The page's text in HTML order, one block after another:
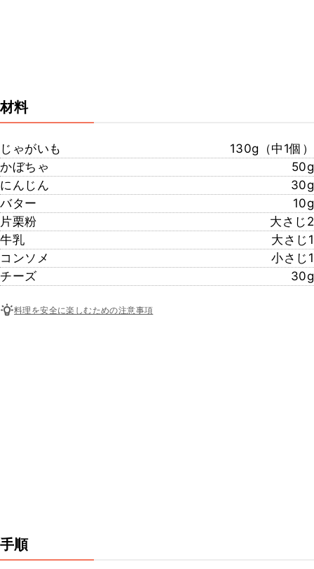
材料
じゃがいも
130g（中1個）
かぼちゃ
50g
にんじん
30g
バター
10g
片栗粉
大さじ2
牛乳
大さじ1
コンソメ
小さじ1
チーズ
30g
料理を安全に楽しむための注意事項
手順